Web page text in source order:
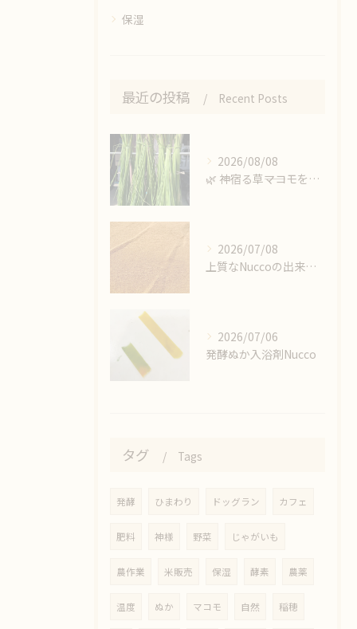
保湿
最近の投稿 Recent Posts
2026/08/08
🌿 神宿る草――マコモを収穫しました
2026/07/08
上質なNuccoの出来上がり‼️
2026/07/06
発酵ぬか入浴剤Nucco
タグ Tags
発酵 ひまわり ドッグラン カフェ
肥料 神様 野菜 じゃがいも
農作業 米販売 保湿 酵素 農薬
温度 ぬか マコモ 自然 稲穂